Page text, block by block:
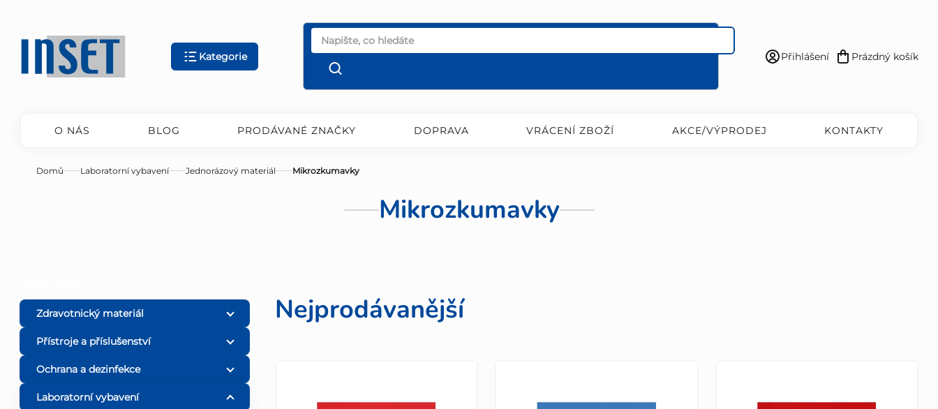
obsah
Kategorie
Přihlášení
Nákupní
Prázdný košík
O NÁS BLOG PRODÁVANÉ ZNAČKY DOPRAVA VRÁCENÍ ZBOŽÍ AKCE/VÝPRODEJ KONTAKTY
Domů Laboratorní vybavení Jednorázový materiál Mikrozkumavky
Mikrozkumavky
o
s
t
Zdravotnický materiál
Přístroje a příslušenství
Ochrana a dezinfekce
Laboratorní vybavení
Nejprodávanější